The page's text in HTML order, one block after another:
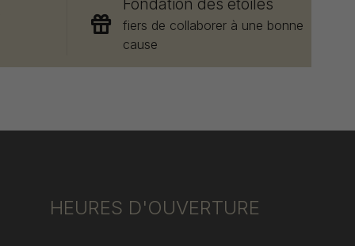
Fondation des étoiles
fiers de collaborer à une bonne
cause
HEURES D'OUVERTURE